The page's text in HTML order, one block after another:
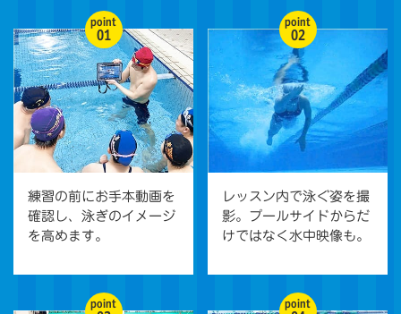
練習の前にお手本動画を
確認し、泳ぎのイメージ
を高めます。
point
01
レッスン内で泳ぐ姿を撮
影。プールサイドからだ
けではなく水中映像も。
point
02
point point